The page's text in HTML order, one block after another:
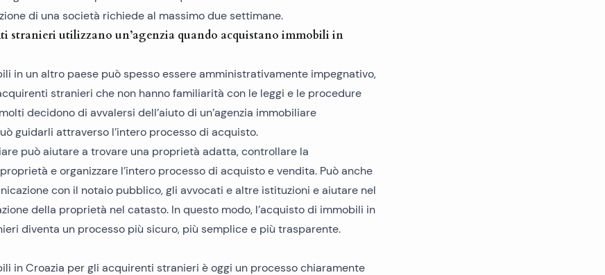
di una società richiede al massimo due settimane.
stranieri utilizzano un’agenzia quando acquistano immobili in
in un altro paese può spesso essere amministrativamente impegnativo,
stranieri che non hanno familiarità con le leggi e le procedure
decidono di avvalersi dell’aiuto di un’agenzia immobiliare
guidarli attraverso l’intero processo di acquisto.
può aiutare a trovare una proprietà adatta, controllare la
e organizzare l’intero processo di acquisto e vendita. Può anche
con il notaio pubblico, gli avvocati e altre istituzioni e aiutare nel
della proprietà nel catasto. In questo modo, l’acquisto di immobili in
diventa un processo più sicuro, più semplice e più trasparente.
in Croazia per gli acquirenti stranieri è oggi un processo chiaramente